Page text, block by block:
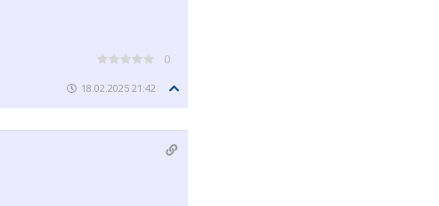
0
18.02.2025 21:42